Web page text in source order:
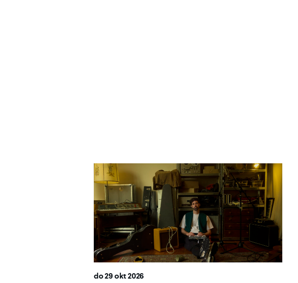
do 29 okt 2026